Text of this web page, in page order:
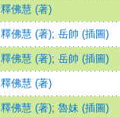
釋佛慧 (著)
釋佛慧 (著); 岳帥 (插圖)
釋佛慧 (著); 岳帥 (插圖)
釋佛慧 (著)
釋佛慧 (著); 魯妹 (插圖)